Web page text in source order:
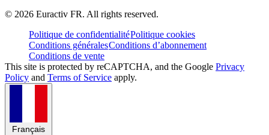
© 2026 Euractiv FR. All rights reserved.
Politique de confidentialitéPolitique cookies
Conditions généralesConditions d’abonnement
Conditions de vente
This site is protected by reCAPTCHA, and the Google Privacy
Policy and Terms of Service apply.
Français